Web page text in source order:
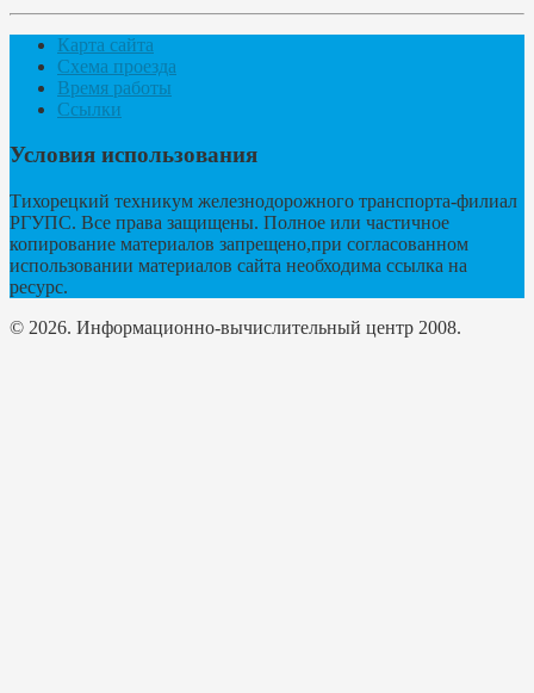
Карта сайта
Схема проезда
Время работы
Ссылки
Условия использования
Тихорецкий техникум железнодорожного транспорта-филиал
РГУПС. Все права защищены. Полное или частичное
копирование материалов запрещено,при согласованном
использовании материалов сайта необходима ссылка на
ресурс.
© 2026. Информационно-вычислительный центр 2008.